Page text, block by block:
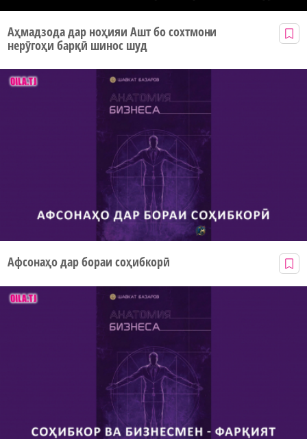
Аҳмадзода дар ноҳияи Ашт бо сохтмони
нерӯгоҳи барқӣ шинос шуд
Афсонаҳо дар бораи соҳибкорӣ